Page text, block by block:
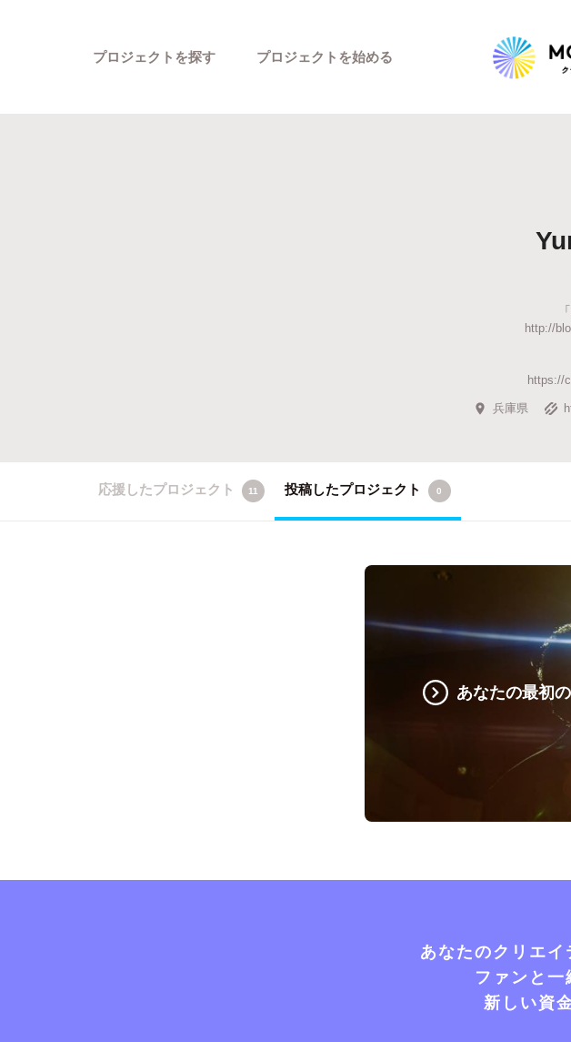
プロジェクトを探す
キ
最新達成プロジェク
プロジェクトを始める
http://
https://
兵庫県
応援したプロジェクト 11 投稿したプロジェクト 0
あなたの最初
あなたのクリエ
ファンと
新しい資